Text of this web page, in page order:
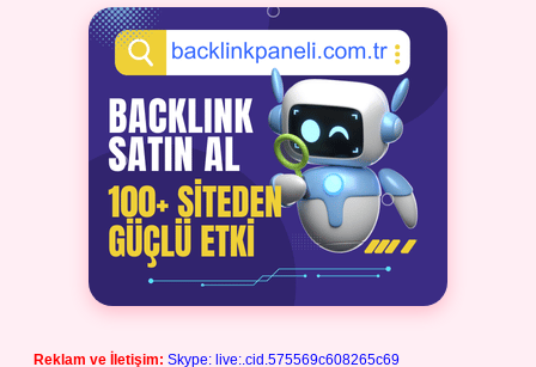
Reklam ve İletişim: Skype: live:.cid.575569c608265c69